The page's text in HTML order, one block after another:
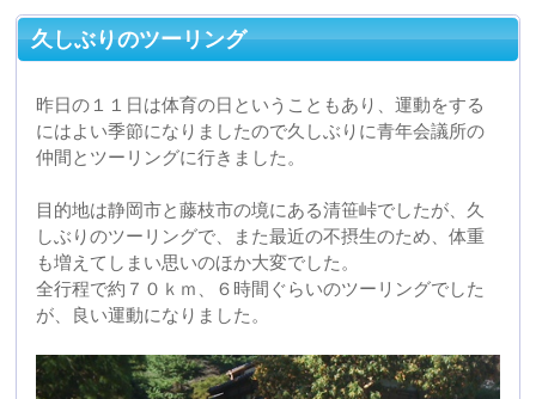
にはよい季節になりましたので久しぶりに青年会議所の
仲間とツーリングに行きました。
目的地は静岡市と藤枝市の境にある清笹峠でしたが、久
しぶりのツーリングで、また最近の不摂生のため、体重
も増えてしまい思いのほか大変でした。
が、良い運動になりました。